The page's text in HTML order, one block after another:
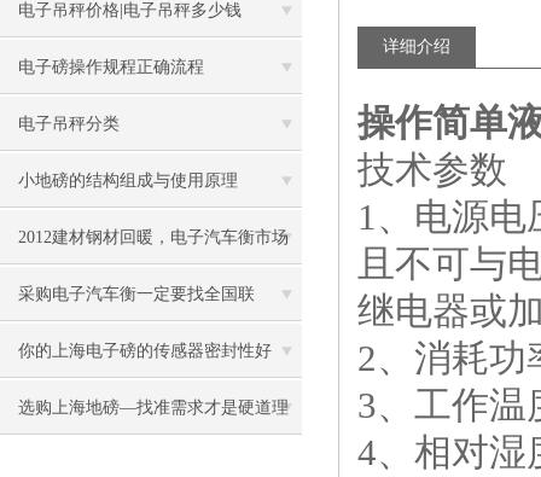
电子吊秤价格|电子吊秤多少钱
电子磅操作规程正确流程
电子吊秤分类
小地磅的结构组成与使用原理
2012建材钢材回暖，电子汽车衡市场
看好
采购电子汽车衡一定要找全国联
保！！！
你的上海电子磅的传感器密封性好
吗？
选购上海地磅—找准需求才是硬道理
详细介绍
操作简单
技术参数
1、电源电
且不可与
继电器或
2、消耗功
3、工作
4、相对湿